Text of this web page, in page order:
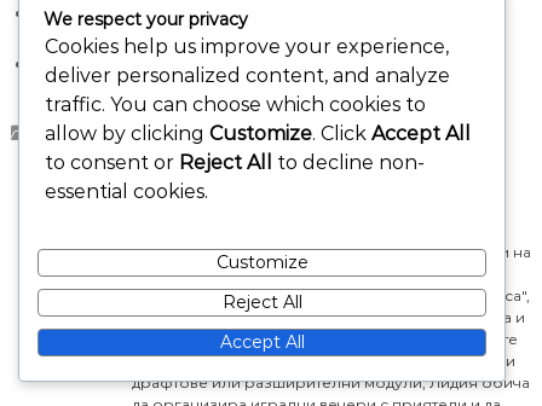
Чудото на Картаген: Военно разширение,
Стратегически съюзи, Контрол на ресурсите
Чудото на Александрия: Придобиване на знания,
Избор на карти, Разпределение на ресурси
Дървета за избор на карти
игри и educator, която е посветила кариерата си на
изследването на сложността на игровите
механики. С фокус върху серията "Седемте чудеса",
тя създава подробни стратегически ръководства и
дървета на решенията, за да помогне на играчите
да овладеят играта. Когато не анализира картови
драфтове или разширителни модули, Лидия обича
We respect your privacy
Cookies help us improve your experience,
deliver personalized content, and analyze
traffic. You can choose which cookies to
allow by clicking Customize. Click Accept All
to consent or Reject All
to decline non-
essential cookies.
Customize
Reject All
Accept All